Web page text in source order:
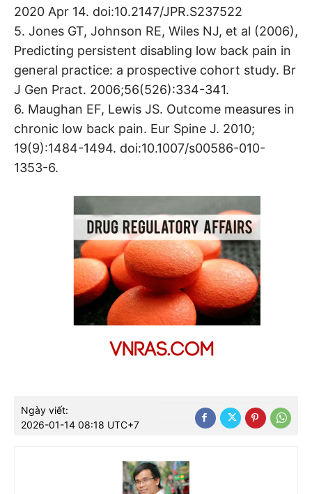
2020 Apr 14. doi:10.2147/JPR.S237522
5. Jones GT, Johnson RE, Wiles NJ, et al (2006),
Predicting persistent disabling low back pain in
general practice: a prospective cohort study. Br
J Gen Pract. 2006;56(526):334-341.
6. Maughan EF, Lewis JS. Outcome measures in
chronic low back pain. Eur Spine J. 2010;
19(9):1484-1494. doi:10.1007/s00586-010-
1353-6.
Ngày viết:
2026-01-14 08:18 UTC+7